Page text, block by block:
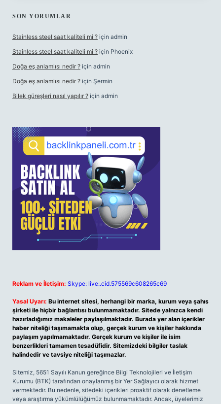
SON YORUMLAR
Stainless steel saat kaliteli mi ? için admin
Stainless steel saat kaliteli mi ? için Phoenix
Doğa eş anlamlısı nedir ? için admin
Doğa eş anlamlısı nedir ? için Şermin
Bilek güreşleri nasıl yapılır ? için admin
Reklam ve İletişim: Skype: live:.cid.575569c608265c69
Yasal Uyarı: Bu internet sitesi, herhangi bir marka, kurum veya şahıs
şirketi ile hiçbir bağlantısı bulunmamaktadır. Sitede yalnızca kendi
hazırladığımız makaleler paylaşılmaktadır. Burada yer alan içerikler
haber niteliği taşımamakta olup, gerçek kurum ve kişiler hakkında
paylaşım yapılmamaktadır. Gerçek kurum ve kişiler ile isim
benzerlikleri tamamen tesadüfidir. Sitemizdeki bilgiler taslak
halindedir ve tavsiye niteliği taşımazlar.
Sitemiz, 5651 Sayılı Kanun gereğince Bilgi Teknolojileri ve İletişim
Kurumu (BTK) tarafından onaylanmış bir Yer Sağlayıcı olarak hizmet
vermektedir. Bu nedenle, sitedeki içerikleri proaktif olarak denetleme
veya araştırma yükümlülüğümüz bulunmamaktadır. Ancak, üyelerimiz